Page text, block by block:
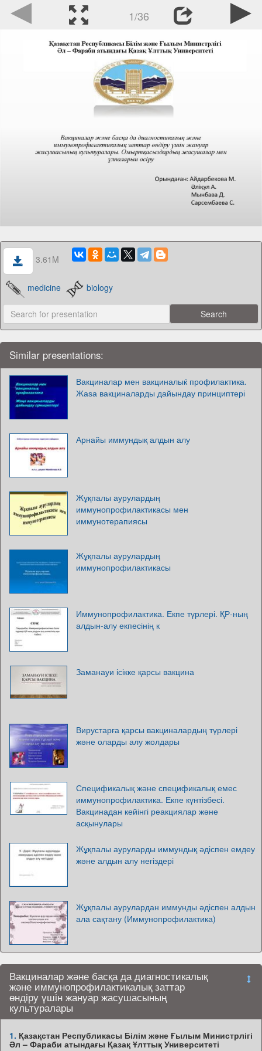
1/36
3.61M
medicine biology
Similar presentations:
Вакциналар мен вакциналыќ профилактика.
Жаѕа вакциналарды дайындау принциптері
Арнайы иммундық алдын алу
Жұқпалы аурулардың
иммунопрофилактикасы мен
иммунотерапиясы
Жұқпалы аурулардың
иммунопрофилактикасы
Иммунопрофилактика. Екпе түрлері. ҚР-ның
алдын-алу екпесінің к
Заманауи ісікке қарсы вакцина
Вирустарға қарсы вакциналардың түрлері
және оларды алу жолдары
Спецификалық және спецификалық емес
иммунопрофилактика. Екпе күнтізбесі.
Вакцинадан кейінгі реакциялар және
асқынулары
Жұқпалы ауруларды иммундық әдіспен емдеу
және алдын алу негіздері
Жұқпалы аурулардан иммунды әдіспен алдын
ала сақтану (Иммунопрофилактика)
Вакциналар және басқа да диагностикалық
және иммунопрофилактикалық заттар
өндіру үшін жануар жасушасының
культуралары
1. Қазақстан Республикасы Білім және Ғылым Министрлігі
Әл – Фараби атындағы Қазақ Ұлттық Университеті